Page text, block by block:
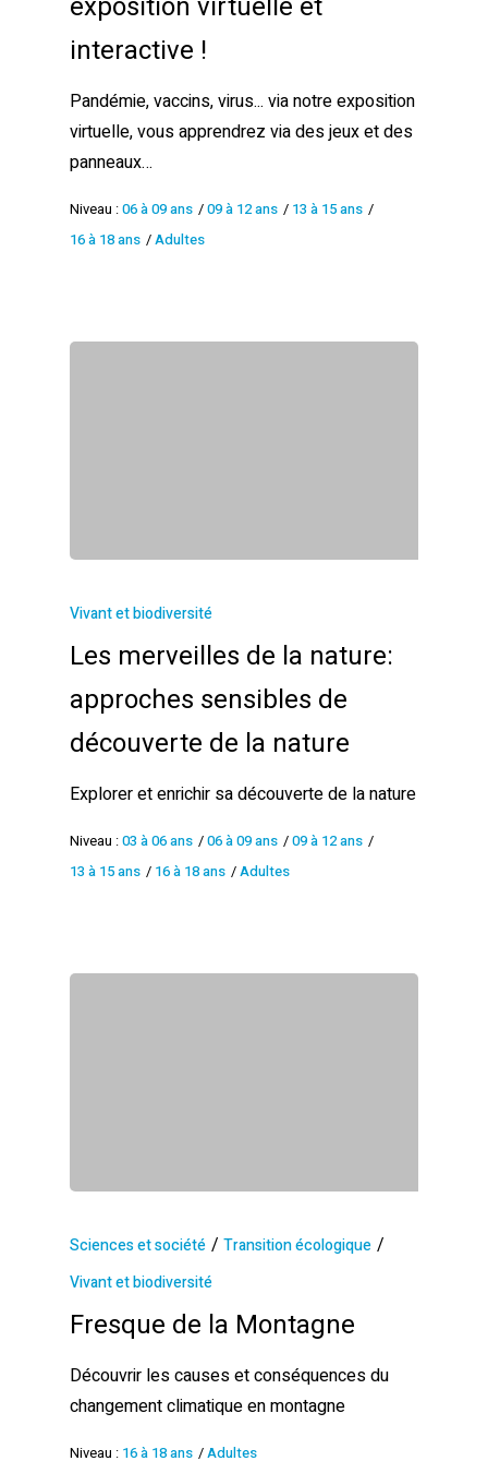
interactive !
Pandémie, vaccins, virus... via notre exposition
virtuelle, vous apprendrez via des jeux et des
panneaux…
Niveau :06 à 09 ans /09 à 12 ans / 13 à 15 ans /
16 à 18 ans /Adultes
Vivant et biodiversité
Les merveilles de la nature:
approches sensibles de
découverte de la nature
Explorer et enrichir sa découverte de la nature
Niveau :03 à 06 ans /06 à 09 ans /09 à 12 ans /
13 à 15 ans / 16 à 18 ans /Adultes
Sciences et société / Transition écologique /
Vivant et biodiversité
Fresque de la Montagne
Découvrir les causes et conséquences du
changement climatique en montagne
Niveau : 16 à 18 ans /Adultes